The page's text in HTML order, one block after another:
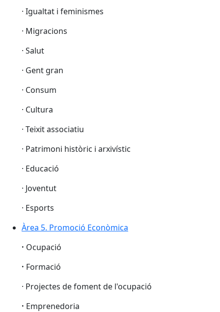
· Igualtat i feminismes
· Migracions
· Salut
· Gent gran
· Consum
· Cultura
· Teixit associatiu
· Patrimoni històric i arxivístic
· Educació
· Joventut
· Esports
Àrea 5. Promoció Econòmica
· Ocupació
· Formació
· Projectes de foment de l'ocupació
· Emprenedoria